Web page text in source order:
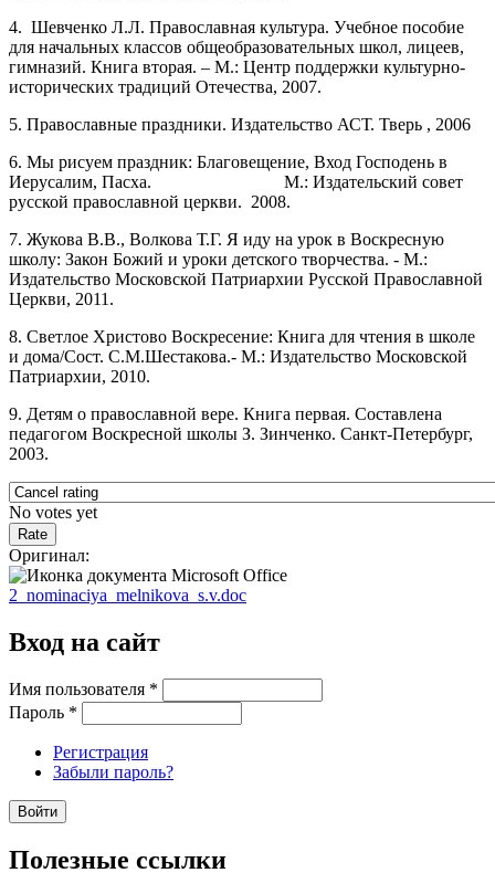
4. Шевченко Л.Л. Православная культура. Учебное пособие
для начальных классов общеобразовательных школ, лицеев,
гимназий. Книга вторая. – М.: Центр поддержки культурно-
исторических традиций Отечества, 2007.
5. Православные праздники. Издательство АСТ. Тверь , 2006
6. Мы рисуем праздник: Благовещение, Вход Господень в
Иерусалим, Пасха. М.: Издательский совет
русской православной церкви. 2008.
7. Жукова В.В., Волкова Т.Г. Я иду на урок в Воскресную
школу: Закон Божий и уроки детского творчества. - М.:
Издательство Московской Патриархии Русской Православной
Церкви, 2011.
8. Светлое Христово Воскресение: Книга для чтения в школе
и дома/Сост. С.М.Шестакова.- М.: Издательство Московской
Патриархии, 2010.
9. Детям о православной вере. Книга первая. Составлена
педагогом Воскресной школы З. Зинченко. Санкт-Петербург,
2003.
No votes yet
Оригинал:
2_nominaciya_melnikova_s.v.doc
Вход на сайт
Имя пользователя *
Пароль *
Регистрация
Забыли пароль?
Полезные ссылки